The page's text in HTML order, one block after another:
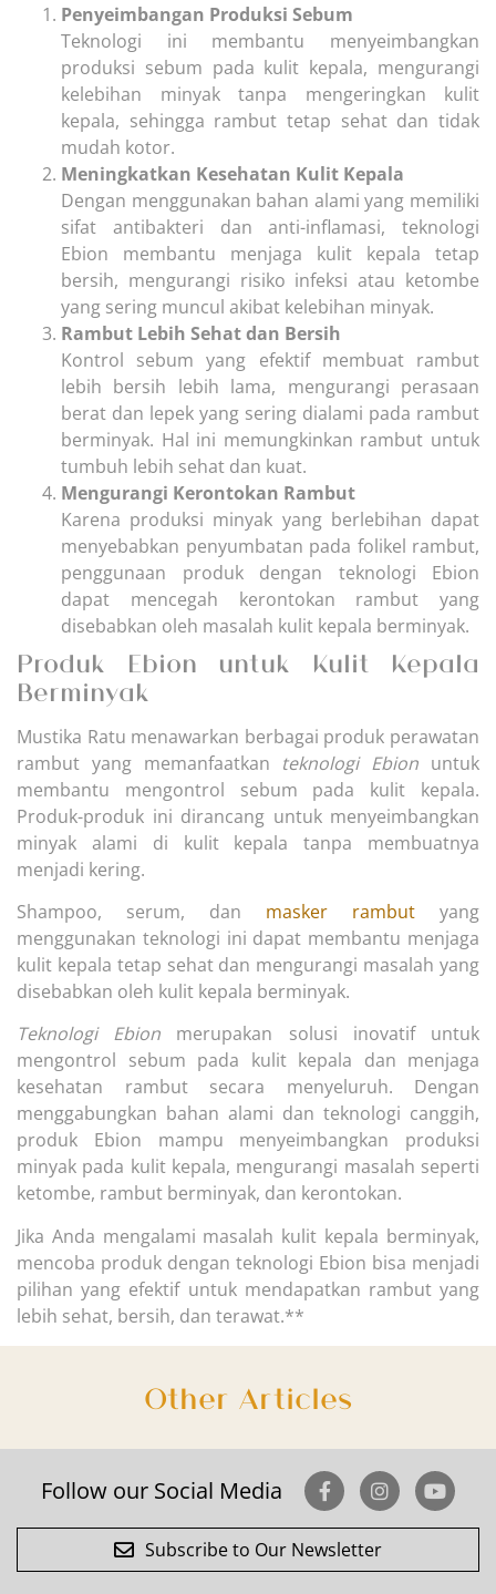
Penyeimbangan Produksi Sebum
Teknologi ini membantu menyeimbangkan
produksi sebum pada kulit kepala, mengurangi
kelebihan minyak tanpa mengeringkan kulit
kepala, sehingga rambut tetap sehat dan tidak
mudah kotor.
Meningkatkan Kesehatan Kulit Kepala
Dengan menggunakan bahan alami yang memiliki
sifat antibakteri dan anti-inflamasi, teknologi
Ebion membantu menjaga kulit kepala tetap
bersih, mengurangi risiko infeksi atau ketombe
yang sering muncul akibat kelebihan minyak.
Rambut Lebih Sehat dan Bersih
Kontrol sebum yang efektif membuat rambut
lebih bersih lebih lama, mengurangi perasaan
berat dan lepek yang sering dialami pada rambut
berminyak. Hal ini memungkinkan rambut untuk
tumbuh lebih sehat dan kuat.
Mengurangi Kerontokan Rambut
Karena produksi minyak yang berlebihan dapat
menyebabkan penyumbatan pada folikel rambut,
penggunaan produk dengan teknologi Ebion
dapat mencegah kerontokan rambut yang
disebabkan oleh masalah kulit kepala berminyak.
Produk Ebion untuk Kulit Kepala
Berminyak
Mustika Ratu menawarkan berbagai produk perawatan
rambut yang memanfaatkan teknologi Ebion untuk
membantu mengontrol sebum pada kulit kepala.
Produk-produk ini dirancang untuk menyeimbangkan
minyak alami di kulit kepala tanpa membuatnya
menjadi kering.
Shampoo, serum, dan masker rambut yang
menggunakan teknologi ini dapat membantu menjaga
kulit kepala tetap sehat dan mengurangi masalah yang
disebabkan oleh kulit kepala berminyak.
Teknologi Ebion merupakan solusi inovatif untuk
mengontrol sebum pada kulit kepala dan menjaga
kesehatan rambut secara menyeluruh. Dengan
menggabungkan bahan alami dan teknologi canggih,
produk Ebion mampu menyeimbangkan produksi
minyak pada kulit kepala, mengurangi masalah seperti
ketombe, rambut berminyak, dan kerontokan.
Jika Anda mengalami masalah kulit kepala berminyak,
mencoba produk dengan teknologi Ebion bisa menjadi
pilihan yang efektif untuk mendapatkan rambut yang
lebih sehat, bersih, dan terawat.**
Other Articles
Follow our Social Media
Subscribe to Our Newsletter